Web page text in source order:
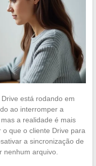
está rodando em
ao interromper a
a realidade é mais
que o cliente Drive para
a sincronização de
arquivo.